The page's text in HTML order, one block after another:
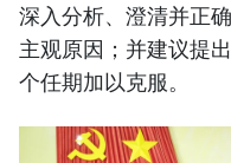
深入分析、澄清并正
主观原因；并建议提
个任期加以克服。